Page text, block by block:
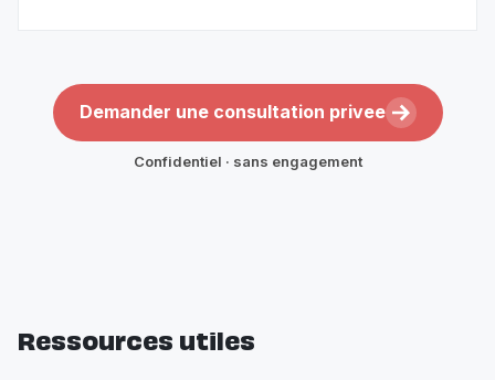
Demander une consultation privee
Confidentiel · sans engagement
Ressources utiles